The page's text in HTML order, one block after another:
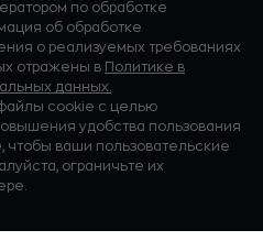
по обработке
об обработке
о реализуемых требованиях
отражены в
Политике в
данных.
cookie с целью
удобства пользования
чтобы ваши пользовательские
ограничьте их